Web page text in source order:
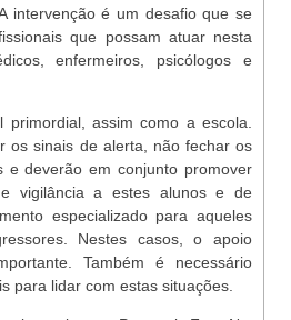
intervenção é um desafio que se
que possam atuar nesta
enfermeiros, psicólogos e
assim como a escola.
os sinais de alerta, não fechar os
e deverão em conjunto promover
vigilância a estes alunos e de
especializado para aqueles
Nestes casos, o apoio
Também é necessário
para lidar com estas situações.